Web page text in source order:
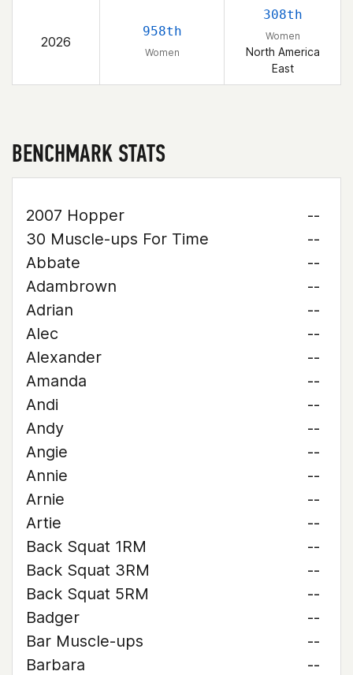
2026
958th
Women
308th
Women
North America
East
BENCHMARK STATS
2007 Hopper
--
30 Muscle-ups For Time
--
Abbate
--
Adambrown
--
Adrian
--
Alec
--
Alexander
--
Amanda
--
Andi
--
Andy
--
Angie
--
Annie
--
Arnie
--
Artie
--
Back Squat 1RM
--
Back Squat 3RM
--
Back Squat 5RM
--
Badger
--
Bar Muscle-ups
--
Barbara
--